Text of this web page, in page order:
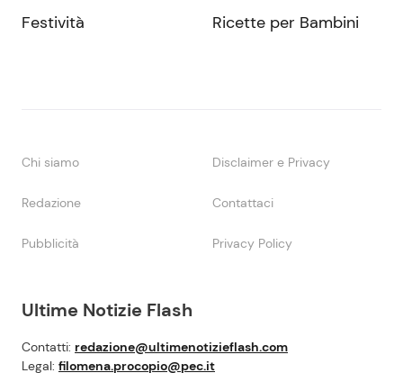
Ultime Notizie Flash
Contatti: redazione@ultimenotizieflash.com
Legal: filomena.procopio@pec.it
Festività Ricette per Bambini
Chi siamo Disclaimer e Privacy
Redazione Contattaci
Pubblicità Privacy Policy